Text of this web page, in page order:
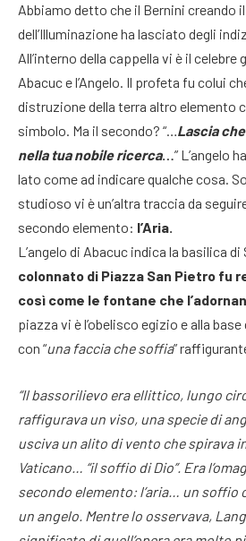
Abbiamo detto che il Bernini creando
dell’Illuminazione ha lasciato degli
All’interno della cappella vi è il
Abacuc e l’Angelo. Il profeta fu colui
distruzione della terra altro elemento
simbolo. Ma il secondo? “…Lascia
nella tua nobile ricerca…” L’angelo
lato come ad indicare qualche cosa.
studioso vi è un’altra traccia da
secondo elemento: l’Aria.
L’angelo di Abacuc indica la basilica di
colonnato di Piazza San Pietro fu
così come le fontane che
piazza vi è l’obelisco egizio e alla
con “una faccia che soffia”
“Il bassorilievo era ellittico, lungo
raffigurava un viso, una specie di
usciva un alito di vento che spirava
Vaticano… “il soffio di Dio”. Era
secondo elemento: l’aria… un soffio
un angelo. Mentre lo osservava,